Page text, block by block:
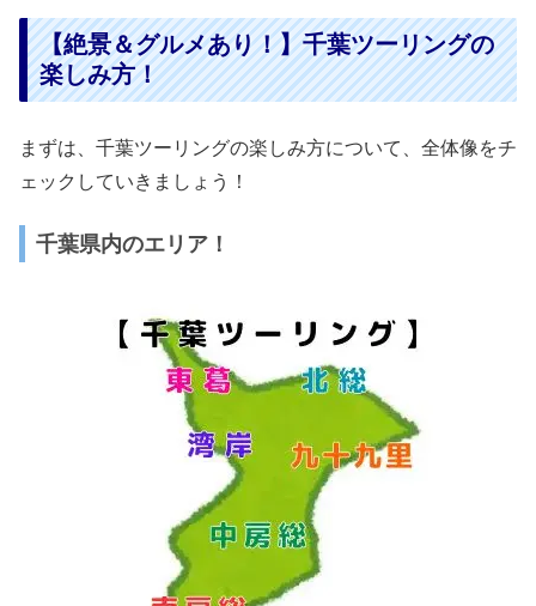
【絶景＆グルメあり！】千葉ツーリングの
楽しみ方！
まずは、千葉ツーリングの楽しみ方について、全体像をチ
ェックしていきましょう！
千葉県内のエリア！